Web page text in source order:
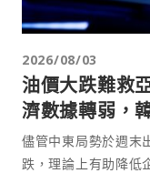
2026/08/03
油價大跌難救
濟數據轉弱，
儘管中東局勢於週末
跌，理論上有助降低